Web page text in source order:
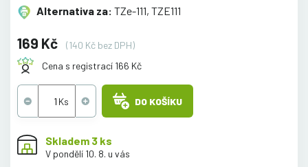
Alternativa za: TZe-111, TZE111
169 Kč
(140 Kč bez DPH)
Cena s registrací 166 Kč
DO KOŠÍKU
Skladem 3 ks
V pondělí 10. 8. u vás